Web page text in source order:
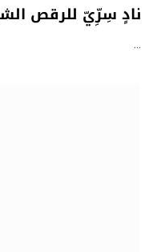
نادٍ سِرِّيّ للرقص
…